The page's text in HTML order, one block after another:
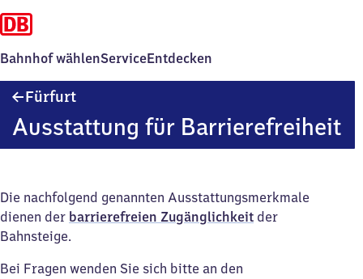
Bahnhof wählenServiceEntdecken
Fürfurt
Ausstattung für Barrierefreiheit
Die nachfolgend genannten Ausstattungsmerkmale
dienen der barrierefreien Zugänglichkeit der
Bahnsteige.
Bei Fragen wenden Sie sich bitte an den